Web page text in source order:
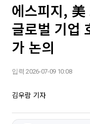
에스피지,
글로벌 기업
가 논의
입력 2026-07-09 10:08
김우람 기자